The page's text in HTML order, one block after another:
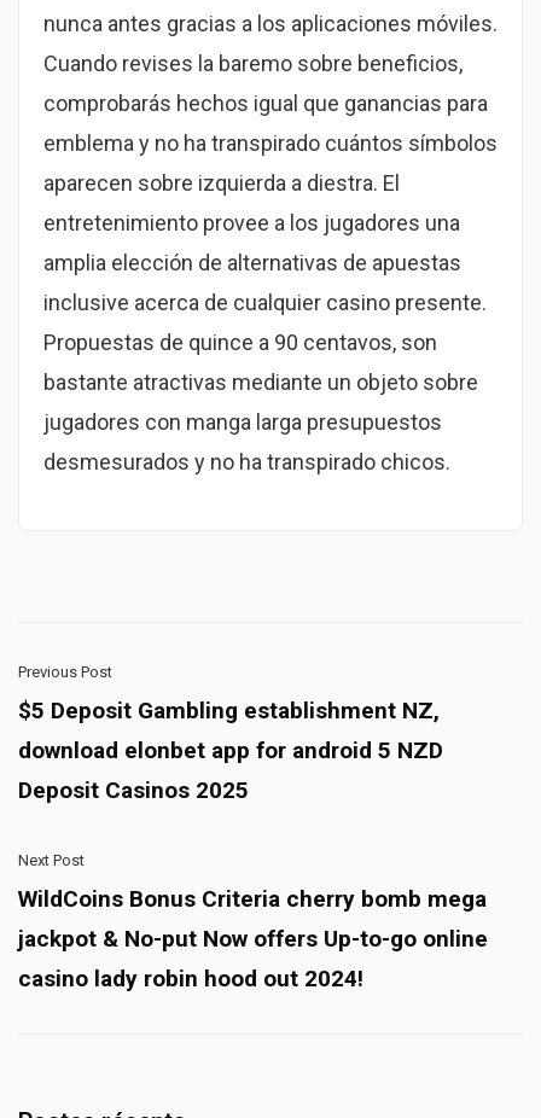
nunca antes gracias a los aplicaciones móviles.
Cuando revises la baremo sobre beneficios,
comprobarás hechos igual que ganancias para
emblema y no ha transpirado cuántos símbolos
aparecen sobre izquierda a diestra. El
entretenimiento provee a los jugadores una
amplia elección de alternativas de apuestas
inclusive acerca de cualquier casino presente.
Propuestas de quince a 90 centavos, son
bastante atractivas mediante un objeto sobre
jugadores con manga larga presupuestos
desmesurados y no ha transpirado chicos.
Previous Post
$5 Deposit Gambling establishment NZ,
download elonbet app for android 5 NZD
Deposit Casinos 2025
Next Post
WildCoins Bonus Criteria cherry bomb mega
jackpot & No-put Now offers Up-to-go online
casino lady robin hood out 2024!